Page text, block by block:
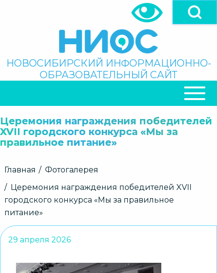
Поиск
НОВОСИБИРСКИЙ ИНФОРМАЦИОННО-
ОБРАЗОВАТЕЛЬНЫЙ САЙТ
НАВИГАЦИЯ
Церемония награждения победителей
XVII городского конкурса «Мы за
правильное питание»
Строка
Главная
Фотогалерея
Церемония награждения победителей XVII
городского конкурса «Мы за правильное
питание»
29 апреля 2026